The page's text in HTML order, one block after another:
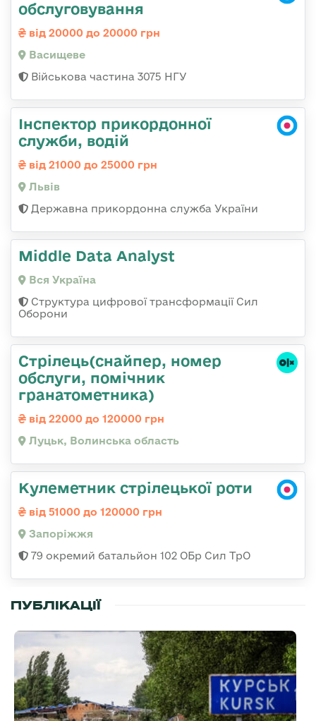
обслуговування
від 20000 до 20000 грн
Васищеве
Військова частина 3075 НГУ
Інспектор прикордонної
служби, водій
від 21000 до 25000 грн
Львів
Державна прикордонна служба України
Middle Data Analyst
Вся Україна
Структура цифрової трансформації Сил
Оборони
Стрілець(снайпер, номер
обслуги, помічник
гранатометника)
від 22000 до 120000 грн
Луцьк, Волинська область
Кулеметник стрілецької роти
від 51000 до 120000 грн
Запоріжжя
79 окремий батальйон 102 ОБр Сил ТрО
ПУБЛІКАЦІЇ